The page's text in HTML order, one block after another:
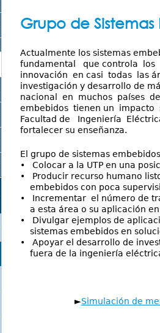
está
aquí
Grupo de Sistemas
Actualmente los sistemas
fundamental que controla
innovación en casi todas las
investigación y desarrollo de
nacional en muchos países
embebidos tienen un
Facultad de Ingeniería
fortalecer su enseñanza.
El grupo de sistemas
• Colocar a la UTP en una
• Producir recurso humano
embebidos con poca
• Incrementar el número de
a esta área o su aplicación
• Divulgar ejemplos de
sistemas embebidos en
• Apoyar el desarrollo de
fuera de la ingeniería
►Simulación de